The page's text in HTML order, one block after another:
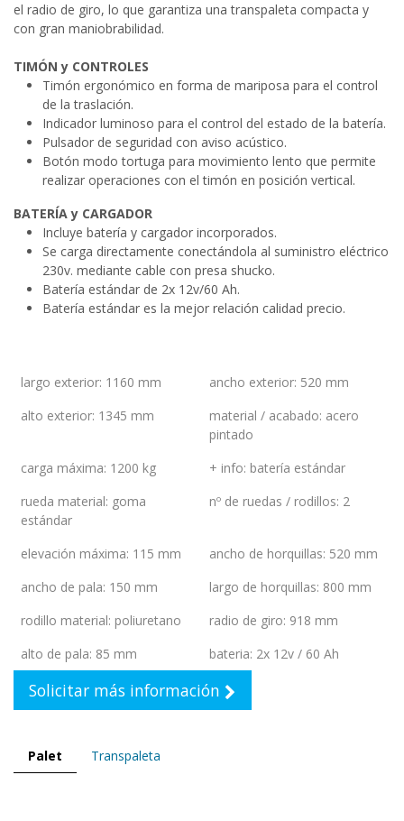
el radio de giro, lo que garantiza una transpaleta compacta y
con gran maniobrabilidad.
TIMÓN y CONTROLES
Timón ergonómico en forma de mariposa para el control
de la traslación.
Indicador luminoso para el control del estado de la batería.
Pulsador de seguridad con aviso acústico.
Botón modo tortuga para movimiento lento que permite
realizar operaciones con el timón en posición vertical.
BATERÍA y CARGADOR
Incluye batería y cargador incorporados.
Se carga directamente conectándola al suministro eléctrico
230v. mediante cable con presa shucko.
Batería estándar de 2x 12v/60 Ah.
Batería estándar es la mejor relación calidad precio.
largo exterior: 1160 mm ancho exterior: 520 mm
alto exterior: 1345 mm material / acabado: acero
pintado
carga máxima: 1200 kg + info: batería estándar
rueda material: goma
estándar
nº de ruedas / rodillos: 2
elevación máxima: 115 mm ancho de horquillas: 520 mm
ancho de pala: 150 mm largo de horquillas: 800 mm
rodillo material: poliuretano radio de giro: 918 mm
alto de pala: 85 mm bateria: 2x 12v / 60 Ah
Solicitar más información
Palet Transpaleta